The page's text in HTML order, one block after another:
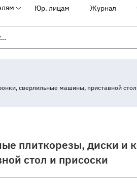
Юр. лицам Журнал
сверлильные машины, приставной
плиткорезы, диски и
стол и присоски